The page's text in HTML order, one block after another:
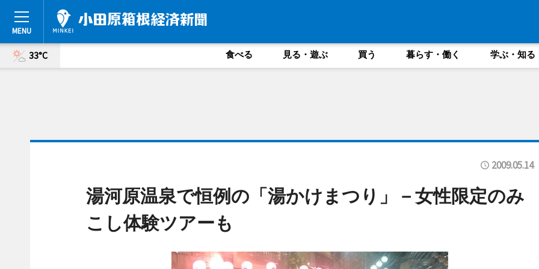
33°C 食べる 見る・遊ぶ 買う 暮らす・働く 学ぶ・知る
2009.05.14
湯河原温泉で恒例の「湯かけまつり」－女性限定のみ
こし体験ツアーも